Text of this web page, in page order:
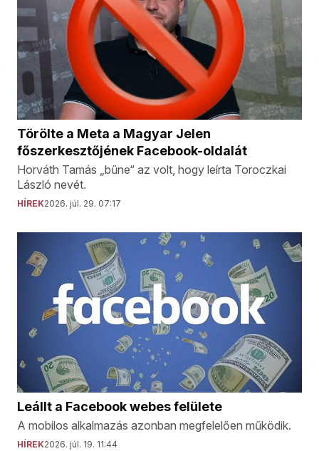
Törölte a Meta a Magyar Jelen
főszerkesztőjének Facebook-oldalát
Horváth Tamás „bűne“ az volt, hogy leírta Toroczkai
László nevét.
HÍREK2026. júl. 29. 07:17
Leállt a Facebook webes felülete
A mobilos alkalmazás azonban megfelelően működik.
HÍREK2026. júl. 19. 11:44